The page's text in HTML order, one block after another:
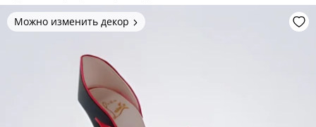
Можно изменить декор
Цвет покрытия, надписи,